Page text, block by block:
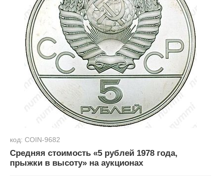
код: COIN-9682
Средняя стоимость «5 рублей 1978 года,
прыжки в высоту» на аукционах